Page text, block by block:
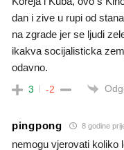
dan i zive u rupi od
na zgrade jer se ljudi
ikakva socijalisticka
odavno.
3 -2
pingpong 8 godine
nemogu vjerovati koliko